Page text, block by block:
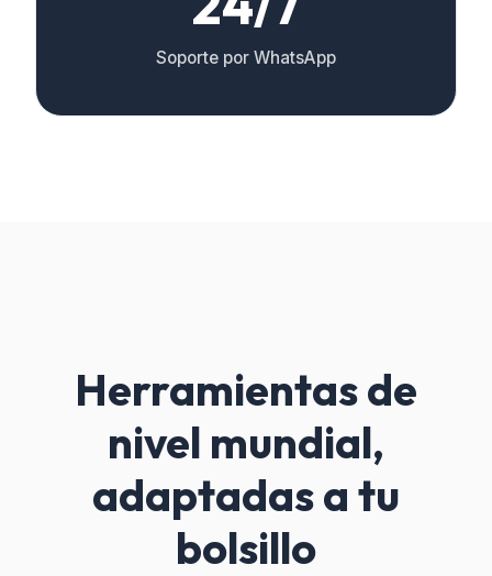
Soporte por WhatsApp
Herramientas de
nivel mundial,
adaptadas a tu
bolsillo